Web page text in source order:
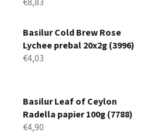
Basilur Cold Brew Rose
Lychee prebal 20x2g (3996)
€4,03
Basilur Leaf of Ceylon
Radella papier 100g (7788)
€4,90